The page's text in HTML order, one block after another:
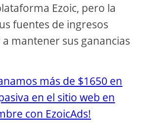
Ezoic, pero la
fuentes de ingresos
mantener sus ganancias
más de $1650 en
en el sitio web en
con EzoicAds!